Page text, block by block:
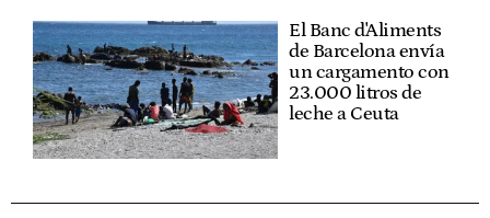
El Banc d'Aliments
de Barcelona envía
un cargamento con
23.000 litros de
leche a Ceuta